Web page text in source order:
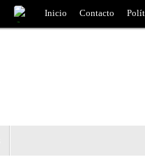
Inicio Contacto